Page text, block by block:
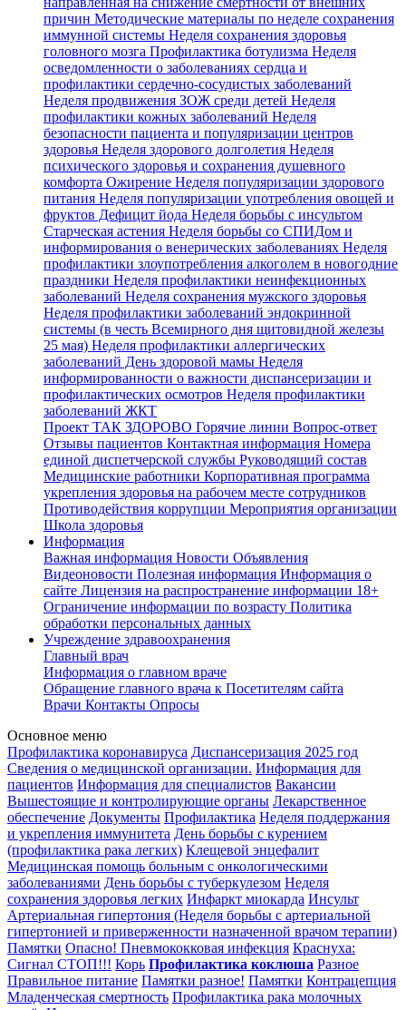
причин Методические материалы по неделе сохранения
иммунной системы Неделя сохранения здоровья
головного мозга Профилактика ботулизма Неделя
осведомленности о заболеваниях сердца и
профилактики сердечно-сосудистых заболеваний
Неделя продвижения ЗОЖ среди детей Неделя
профилактики кожных заболеваний Неделя
безопасности пациента и популяризации центров
здоровья Неделя здорового долголетия Неделя
психического здоровья и сохранения душевного
комфорта Ожирение Неделя популяризации здорового
питания Неделя популяризации употребления овощей и
фруктов Дефицит йода Неделя борьбы с инсультом
Старческая астения Неделя борьбы со СПИДом и
информирования о венерических заболеваниях Неделя
профилактики злоупотребления алкоголем в новогодние
праздники Неделя профилактики неинфекционных
заболеваний Неделя сохранения мужского здоровья
Неделя профилактики заболеваний эндокринной
системы (в честь Всемирного дня щитовидной железы
25 мая) Неделя профилактики аллергических
заболеваний День здоровой мамы Неделя
информированности о важности диспансеризации и
профилактических осмотров Неделя профилактики
заболеваний ЖКТ
Проект ТАК ЗДОРОВО Горячие линии Вопрос-ответ
Отзывы пациентов Контактная информация Номера
единой диспетчерской службы Руководящий состав
Медицинские работники Корпоративная программа
укрепления здоровья на рабочем месте сотрудников
Противодействия коррупции Мероприятия организации
Школа здоровья
Информация
Важная информация Новости Объявления
Видеоновости Полезная информация Информация о
сайте Лицензия на распространение информации 18+
Ограничение информации по возрасту Политика
обработки персональных данных
Учреждение здравоохранения
Главный врач
Информация о главном враче
Обращение главного врача к Посетителям сайта
Врачи Контакты Опросы
Основное меню
Профилактика коронавируса Диспансеризация 2025 год
Сведения о медицинской организации. Информация для
пациентов Информация для специалистов Вакансии
Вышестоящие и контролирующие органы Лекарственное
обеспечение Документы Профилактика Неделя поддержания
и укрепления иммунитета День борьбы с курением
(профилактика рака легких) Клещевой энцефалит
Медицинская помощь больным с онкологическими
заболеваниями День борьбы с туберкулезом Неделя
сохранения здоровья легких Инфаркт миокарда Инсульт
Артериальная гипертония (Неделя борьбы с артериальной
гипертонией и приверженности назначенной врачом терапии)
Памятки Опасно! Пневмококковая инфекция Краснуха:
Сигнал СТОП!!! Корь Профилактика коклюша Разное
Правильное питание Памятки разное! Памятки Контрацепция
Младенческая смертность Профилактика рака молочных